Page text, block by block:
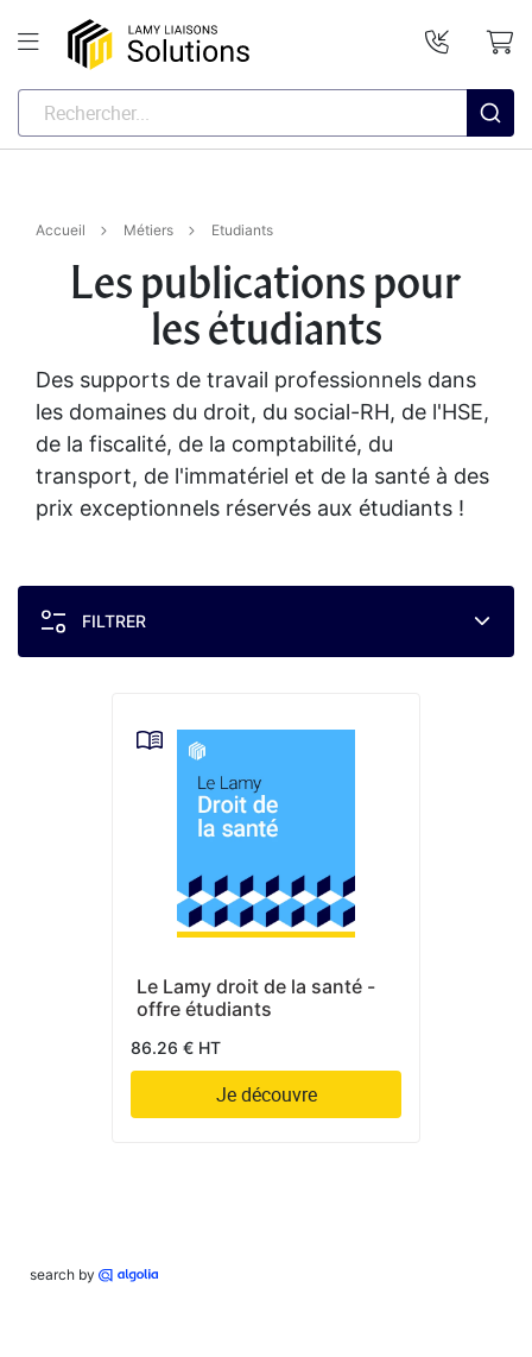
Accueil Métiers Etudiants
Les publications pour
les étudiants
Des supports de travail professionnels dans
les domaines du droit, du social-RH, de l'HSE,
de la fiscalité, de la comptabilité, du
transport, de l'immatériel et de la santé à des
prix exceptionnels réservés aux étudiants !
FILTRER
Le Lamy droit de la santé -
offre étudiants
86.26 € HT
Je découvre
search by